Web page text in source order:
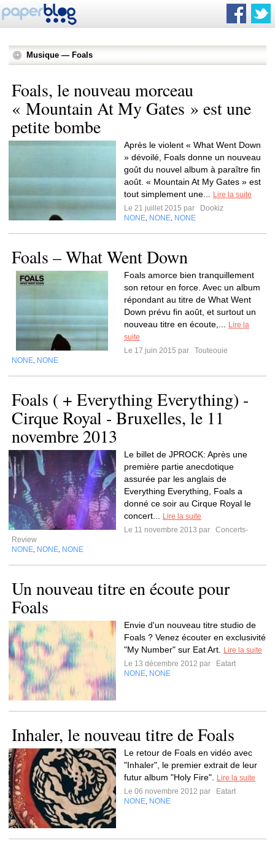
Musique — Foals
Foals, le nouveau morceau
« Mountain At My Gates » est une
petite bombe
Après le violent « What Went Down
» dévoilé, Foals donne un nouveau
goût du nouvel album à paraître fin
août. « Mountain At My Gates » est
tout simplement une...
Lire la suite
Le 21 juillet 2015 par
Dookiz
NONE NONE NONE
Foals – What Went Down
Foals amorce bien tranquillement
son retour en force. Avec un album
répondant au titre de What Went
Down prévu fin août, et surtout un
nouveau titre en écoute,...
Lire la
suite
Le 17 juin 2015 par
Touteouie
NONE NONE
Foals ( + Everything Everything) -
Cirque Royal - Bruxelles, le 11
novembre 2013
Le billet de JPROCK: Après une
première partie anecdotique
assurée par les anglais de
Everything Everything, Foals a
donné ce soir au Cirque Royal le
concert...
Lire la suite
Le 11 novembre 2013 par
Concerts-
Review
NONE NONE NONE
Un nouveau titre en écoute pour
Foals
Envie d'un nouveau titre studio de
Foals ? Venez écouter en exclusivité
"My Number" sur Eat Art.
Lire la suite
Le 13 décembre 2012 par
Eatart
NONE NONE
Inhaler, le nouveau titre de Foals
Le retour de Foals en vidéo avec
"Inhaler", le premier extrait de leur
futur album "Holy Fire".
Lire la suite
Le 06 novembre 2012 par
Eatart
NONE NONE